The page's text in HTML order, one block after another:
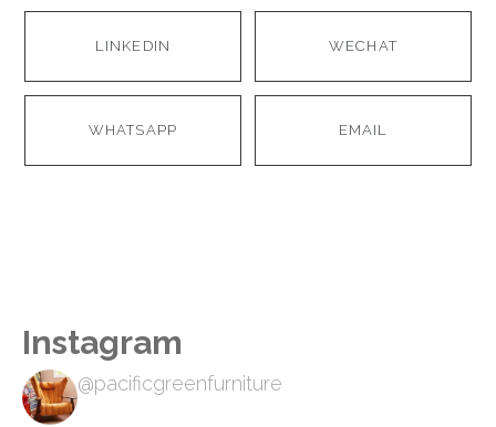
LINKEDIN WECHAT
WHATSAPP EMAIL
Instagram
@pacificgreenfurniture